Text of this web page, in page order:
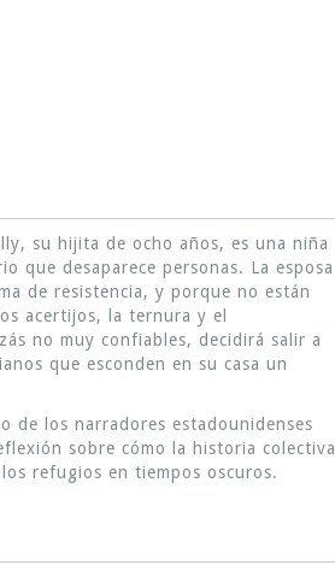
su hijita de ocho años, es una niña
que desaparece personas. La esposa
de resistencia, y porque no están
acertijos, la ternura y el
no muy confiables, decidirá salir a
que esconden en su casa un
de los narradores estadounidenses
sobre cómo la historia colectiva
refugios en tiempos oscuros.